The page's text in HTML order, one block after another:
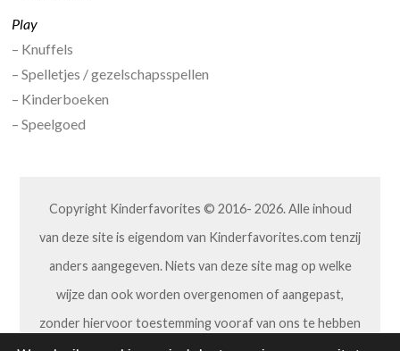
Play
– Knuffels
– Spelletjes / gezelschapsspellen
– Kinderboeken
– Speelgoed
Copyright Kinderfavorites © 2016- 2026. Alle inhoud
van deze site is eigendom van Kinderfavorites.com tenzij
anders aangegeven. Niets van deze site mag op welke
wijze dan ook worden overgenomen of aangepast,
zonder hiervoor toestemming vooraf van ons te hebben